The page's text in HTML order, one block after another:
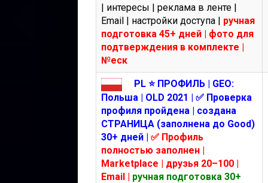
| интересы | реклама в ленте |
Email | настройки доступа | ручная
подготовка 45+ дней | фото для
подтверждения в комплекте |
№еск
PL ⭐️ ПРОФИЛЬ | GEO:
Польша | OLD 2021 | ✅ Проверка
профиля пройдена | создана
СТРАНИЦА (заполнена до Good)
30+ дней | ✅ Профиль
полностью заполнен |
Marketplace | друзья 20–100 |
Email | ручная подготовка 30+